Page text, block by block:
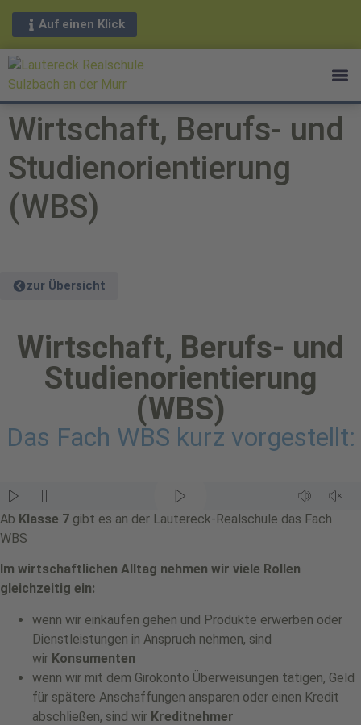
Auf einen Klick
Wirtschaft, Berufs- und
Studienorientierung
(WBS)
zur Übersicht
Wirtschaft, Berufs- und
Studienorientierung
(WBS)
Das Fach WBS kurz vorgestellt:
Ab Klasse 7 gibt es an der Lautereck-Realschule das Fach
WBS
Im wirtschaftlichen Alltag nehmen wir viele Rollen
gleichzeitig ein:
wenn wir einkaufen gehen und Produkte erwerben oder
Dienstleistungen in Anspruch nehmen, sind
wir Konsumenten
wenn wir mit dem Girokonto Überweisungen tätigen, Geld
für spätere Anschaffungen ansparen oder einen Kredit
abschließen, sind wir Kreditnehmer